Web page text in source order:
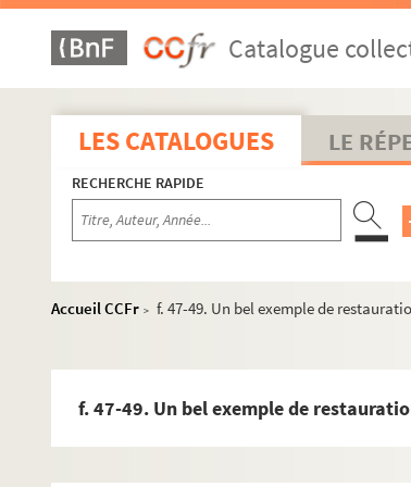
Catalogue
LES CATALOGUES LE
RECHERCHE RAPIDE
Accueil CCFr > f. 47-49. Un bel exemple de
f. 47-49. Un bel exemple de
f. 25. La Reconstruction à la foire-
f. 26-29. La Reconstruction.
f. 29-30. Une curieuse idée... Un nouvel
f. 31-32. La Reconstruction. Au sud du
f. 32. Inventé par un Havrais, le procédé
f. 32-33. Au conseil général. Le transfert
f. 33. Le témoignage des vieilles
f. 36. Avec les premières chaleurs le